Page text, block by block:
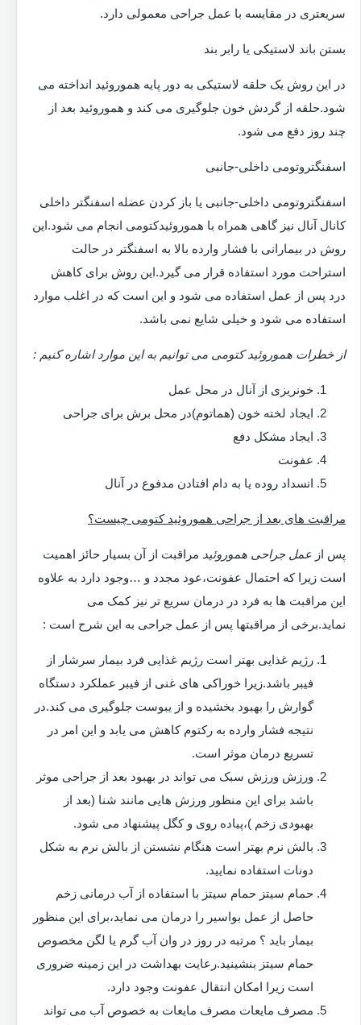
سریعتری در مقایسه با عمل جراحی معمولی دارد.
بستن باند لاستیکی یا رابر بند
در این روش یک حلقه لاستیکی به دور پایه هموروئید انداخته می
شود.حلقه از گردش خون جلوگیری می کند و هموروئید بعد از
چند روز دفع می شود.
اسفنگتروتومی داخلی-جانبی
اسفنگتروتومی داخلی-جانبی یا باز کردن عضله اسفنگتر داخلی
کانال آنال نیز گاهی همراه با هموروئیدکتومی انجام می شود.این
روش در بیمارانی با فشار وارده بالا به اسفنگتر در حالت
استراحت مورد استفاده قرار می گیرد.این روش برای کاهش
درد پس از عمل استفاده می شود و این است که در اغلب موارد
استفاده می شود و خیلی شایع نمی باشد.
از خطرات هموروئید کتومی می توانیم به این موارد اشاره کنیم :
خونریزی از آنال در محل عمل
ایجاد لخته خون (هماتوم)در محل برش برای جراحی
ایجاد مشکل دفع
عفونت
انسداد روده یا به دام افتادن مدفوع در آنال
مراقبت های بعد از جراحی هموروئید کتومی چیست؟
پس از عمل جراحی هموروئید مراقبت از آن بسیار حائز اهمیت
است زیرا که احتمال عفونت،عود مجدد و …وجود دارد به علاوه
این مراقبت ها به فرد در درمان سریع تر نیز کمک می
نماید.برخی از مراقبتها پس از عمل جراحی به این شرح است :
رژیم غذایی بهتر است رژیم غذایی فرد بیمار سرشار از
فیبر باشد.زیرا خوراکی های غنی از فیبر عملکرد دستگاه
گوارش را بهبود بخشیده و از یبوست جلوگیری می کند.در
نتیجه فشار وارده به رکتوم کاهش می یابد و این امر در
تسریع درمان موثر است.
ورزش ورزش سبک می تواند در بهبود بعد از جراحی موثر
باشد برای این منظور ورزش هایی مانند شنا (بعد از
بهبودی زخم )،پیاده روی و کگل پیشنهاد می شود.
بالش نرم بهتر است هنگام نشستن از بالش نرم به شکل
دونات استفاده نمایید.
حمام سیتز حمام سیتز با استفاده از آب درمانی زخم
حاصل از عمل بواسیر را درمان می نماید،برای این منظور
بیمار باید ؟ مرتبه در روز در وان آب گرم یا لگن مخصوص
حمام سیتز بنشینید.رعایت بهداشت در این زمینه ضروری
است زیرا امکان انتقال عفونت وجود دارد.
مصرف مایعات مصرف مایعات به خصوص آب می تواند